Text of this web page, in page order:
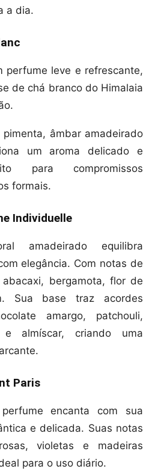
a dia.
perfume leve e refrescante,
de chá branco do Himalaia
âmbar amadeirado
um aroma delicado e
para compromissos
formais.
Individuelle
amadeirado equilibra
elegância. Com notas de
abacaxi, bergamota, flor de
Sua base traz acordes
amargo, patchouli,
e almíscar, criando uma
Paris
encanta com sua
e delicada. Suas notas
violetas e madeiras
para o uso diário.